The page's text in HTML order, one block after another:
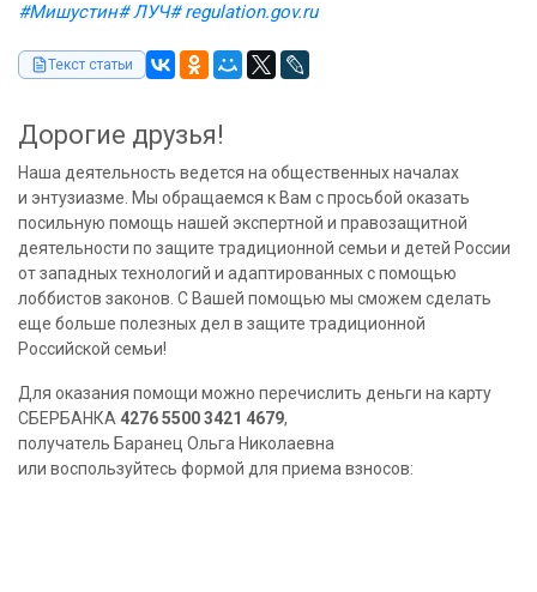
#Мишустин# ЛУЧ# regulation.gov.ru
Текст статьи
Дорогие друзья!
Наша деятельность ведется на общественных началах
и энтузиазме. Мы обращаемся к Вам с просьбой оказать
посильную помощь нашей экспертной и правозащитной
деятельности по защите традиционной семьи и детей России
от западных технологий и адаптированных с помощью
лоббистов законов. С Вашей помощью мы сможем сделать
еще больше полезных дел в защите традиционной
Российской семьи!
Для оказания помощи можно перечислить деньги на карту
СБЕРБАНКА 4276 5500 3421 4679,
получатель Баранец Ольга Николаевна
или воспользуйтесь формой для приема взносов: